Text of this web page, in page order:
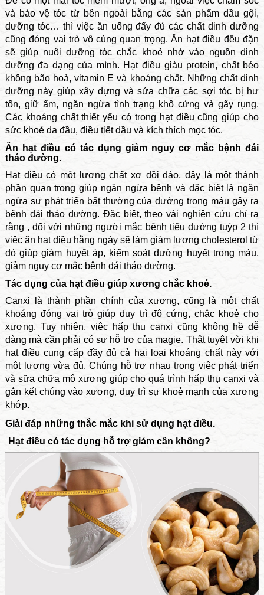
và bảo vệ tóc từ bên ngoài bằng các sản phẩm dầu gội,
dưỡng tóc… thì việc ăn uống đẩy đủ các chất dinh dưỡng
cũng đóng vai trò vô cùng quan trọng. Ăn hạt điều đều đặn
sẽ giúp nuôi dưỡng tóc chắc khoẻ nhờ vào nguồn dinh
dưỡng đa dạng của mình. Hạt điều giàu protein, chất béo
không bão hoà, vitamin E và khoáng chất. Những chất dinh
dưỡng này giúp xây dựng và sửa chữa các sợi tóc bị hư
tổn, giữ ẩm, ngăn ngừa tình trạng khô cứng và gãy rụng.
Các khoáng chất thiết yếu có trong hạt điều cũng giúp cho
sức khoẻ da đầu, điều tiết dầu và kích thích mọc tóc.
Ăn hạt điều có tác dụng giảm nguy cơ mắc bệnh đái
tháo đường.
Hạt điều có một lượng chất xơ dồi dào, đây là một thành
phần quan trọng giúp ngăn ngừa bệnh và đặc biệt là ngăn
ngừa sự phát triển bất thường của đường trong máu gây ra
bệnh đái tháo đường. Đặc biệt, theo vài nghiên cứu chỉ ra
rằng , đối với những người mắc bệnh tiểu đường tuýp 2 thì
việc ăn hạt điều hằng ngày sẽ làm giảm lượng cholesterol từ
đó giúp giảm huyết áp, kiểm soát đường huyết trong máu,
giảm nguy cơ mắc bệnh đái tháo đường.
Tác dụng của hạt điều giúp xương chắc khoẻ.
Canxi là thành phần chính của xương, cũng là một chất
khoáng đóng vai trò giúp duy trì độ cứng, chắc khoẻ cho
xương. Tuy nhiên, việc hấp thụ canxi cũng không hề dễ
dàng mà cần phải có sự hỗ trợ của magie. Thật tuyệt vời khi
hạt điều cung cấp đầy đủ cả hai loại khoáng chất này với
một lượng vừa đủ. Chúng hỗ trợ nhau trong việc phát triển
và sữa chữa mô xương giúp cho quá trình hấp thụ canxi và
gắn kết chúng vào xương, duy trì sự khoẻ mạnh của xương
khớp.
Giải đáp những thắc mắc khi sử dụng hạt điều.
Hạt điều có tác dụng hỗ trợ giảm cân không?